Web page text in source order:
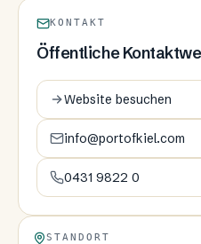
KONTAKT
Öffentliche
Website besuchen
info@portofkiel.com
0431 9822 0
STANDORT